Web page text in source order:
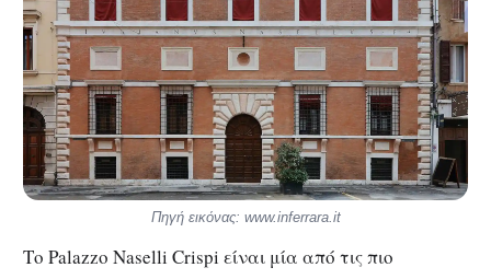
Πηγή εικόνας: www.inferrara.it
Το Palazzo Naselli Crispi είναι μία από τις πιο